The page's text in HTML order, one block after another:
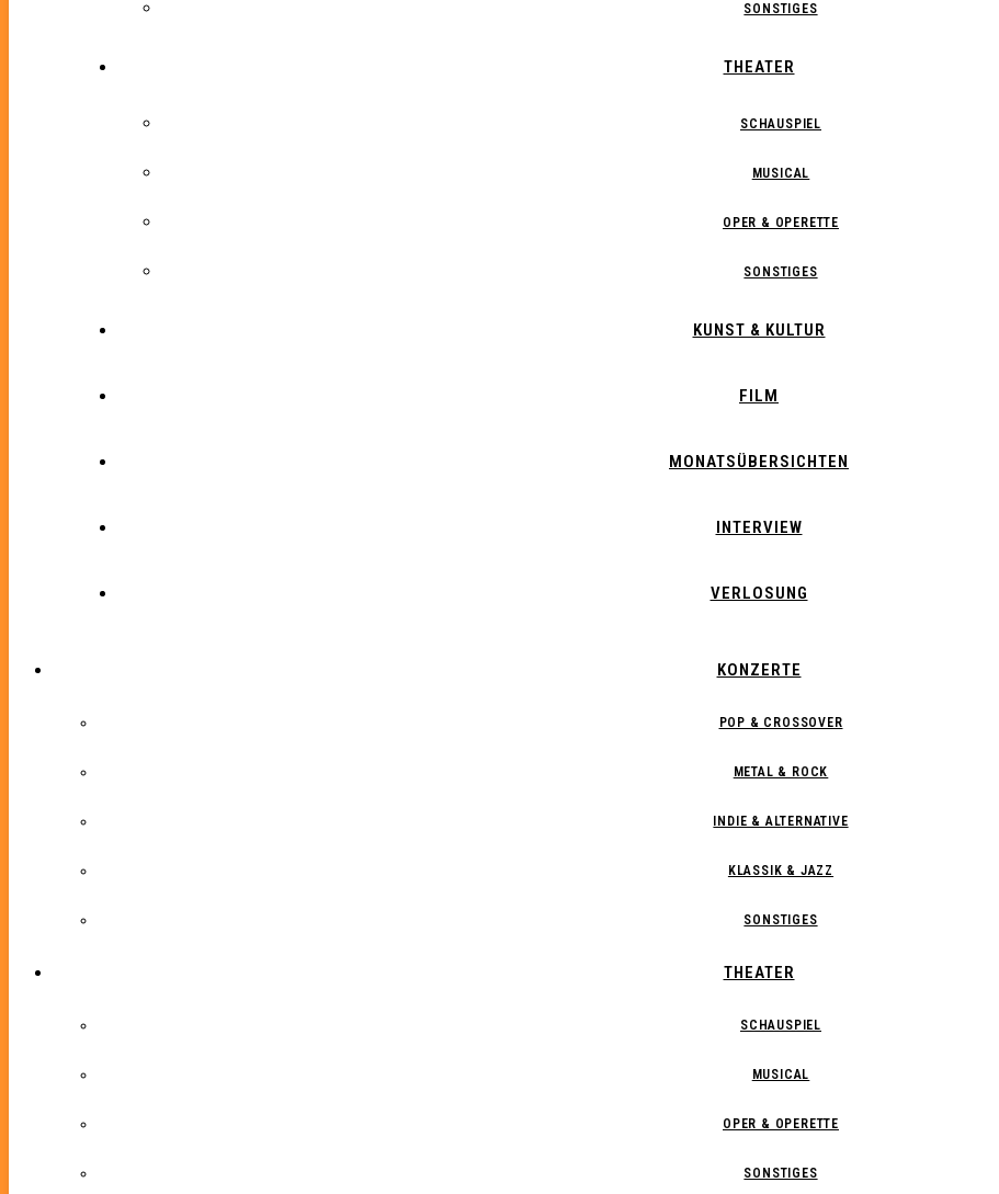
SONSTIGES
THEATER
SCHAUSPIEL
MUSICAL
OPER & OPERETTE
SONSTIGES
KUNST & KULTUR
FILM
MONATSÜBERSICHTEN
INTERVIEW
VERLOSUNG
KONZERTE
POP & CROSSOVER
METAL & ROCK
INDIE & ALTERNATIVE
KLASSIK & JAZZ
SONSTIGES
THEATER
SCHAUSPIEL
MUSICAL
OPER & OPERETTE
SONSTIGES